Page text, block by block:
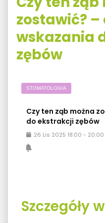
zostawić? –
wskazania
zębów
STOMATOLOGIA
Czy ten ząb można
do ekstrakcji zębów
26 Lis 2025 18:00 - 20:00
Szczegóły